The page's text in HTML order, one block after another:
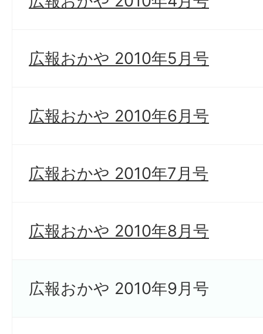
広報おかや 2010年5月号
広報おかや 2010年6月号
広報おかや 2010年7月号
広報おかや 2010年8月号
広報おかや 2010年9月号